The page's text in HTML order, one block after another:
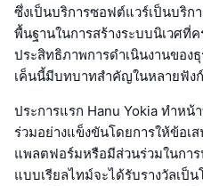
ซึ่งเป็นบริการซอฟต์แวร์เป็นบริก
พื้นฐานในการสร้างระบบนิเวศที่
ประสิทธิภาพการดำเนินงานของ
เค็นนี้มีบทบาทสำคัญในหลายฟัง
ประการแรก Hanu Yokia ทำหน้
ร่วมอย่างแข็งขันโดยการให้ข้อ
แพลตฟอร์มหรือมีส่วนร่วมในกา
แบบเรียลไทม์จะได้รับรางวัลเป็